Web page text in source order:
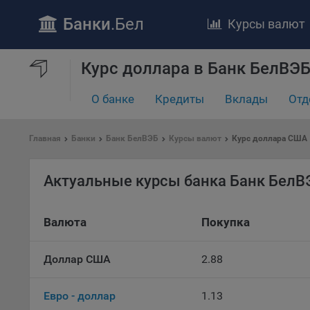
Банки.Бел Курсы валют
Курс доллара в Банк
О банке Кредиты Вклады
Главная Банки Банк БелВЭБ Курсы валют Курс доллара США
Актуальные курсы банка Банк
Валюта Покупка
Доллар США 2.88
Евро - доллар 1.13